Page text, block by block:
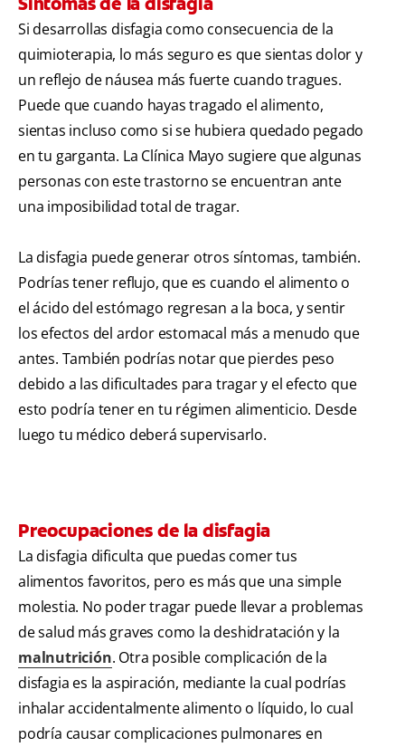
Si desarrollas disfagia como consecuencia de la
quimioterapia, lo más seguro es que sientas dolor y
un reflejo de náusea más fuerte cuando tragues.
Puede que cuando hayas tragado el alimento,
sientas incluso como si se hubiera quedado pegado
en tu garganta. La Clínica Mayo sugiere que algunas
personas con este trastorno se encuentran ante
una imposibilidad total de tragar.
La disfagia puede generar otros síntomas, también.
Podrías tener reflujo, que es cuando el alimento o
el ácido del estómago regresan a la boca, y sentir
los efectos del ardor estomacal más a menudo que
antes. También podrías notar que pierdes peso
debido a las dificultades para tragar y el efecto que
esto podría tener en tu régimen alimenticio. Desde
luego tu médico deberá supervisarlo.
Preocupaciones de la disfagia
La disfagia dificulta que puedas comer tus
alimentos favoritos, pero es más que una simple
molestia. No poder tragar puede llevar a problemas
de salud más graves como la deshidratación y la
malnutrición. Otra posible complicación de la
disfagia es la aspiración, mediante la cual podrías
inhalar accidentalmente alimento o líquido, lo cual
podría causar complicaciones pulmonares en